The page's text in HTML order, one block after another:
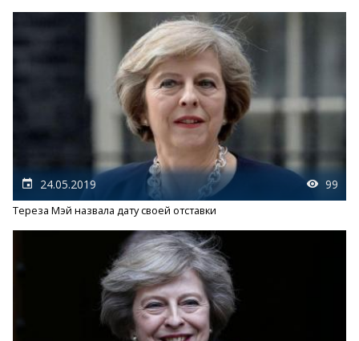
24.05.2019 99
Тереза Мэй назвала дату своей отставки